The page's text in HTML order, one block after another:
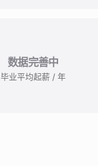
数据完善中
毕业平均起薪 / 年